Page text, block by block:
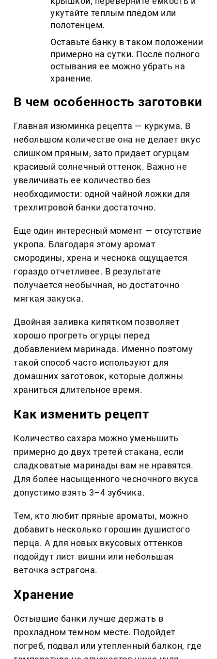
укутайте теплым пледом или
полотенцем.
Оставьте банку в таком положении
примерно на сутки. После полного
остывания ее можно убрать на
хранение.
В чем особенность заготовки
Главная изюминка рецепта — куркума. В
небольшом количестве она не делает вкус
слишком пряным, зато придает огурцам
красивый солнечный оттенок. Важно не
увеличивать ее количество без
необходимости: одной чайной ложки для
трехлитровой банки достаточно.
Еще один интересный момент — отсутствие
укропа. Благодаря этому аромат
смородины, хрена и чеснока ощущается
гораздо отчетливее. В результате
получается необычная, но достаточно
мягкая закуска.
Двойная заливка кипятком позволяет
хорошо прогреть огурцы перед
добавлением маринада. Именно поэтому
такой способ часто используют для
домашних заготовок, которые должны
храниться длительное время.
Как изменить рецепт
Количество сахара можно уменьшить
примерно до двух третей стакана, если
сладковатые маринады вам не нравятся.
Для более насыщенного чесночного вкуса
допустимо взять 3–4 зубчика.
Тем, кто любит пряные ароматы, можно
добавить несколько горошин душистого
перца. А для новых вкусовых оттенков
подойдут лист вишни или небольшая
веточка эстрагона.
Хранение
Остывшие банки лучше держать в
прохладном темном месте. Подойдет
погреб, подвал или утепленный балкон, где